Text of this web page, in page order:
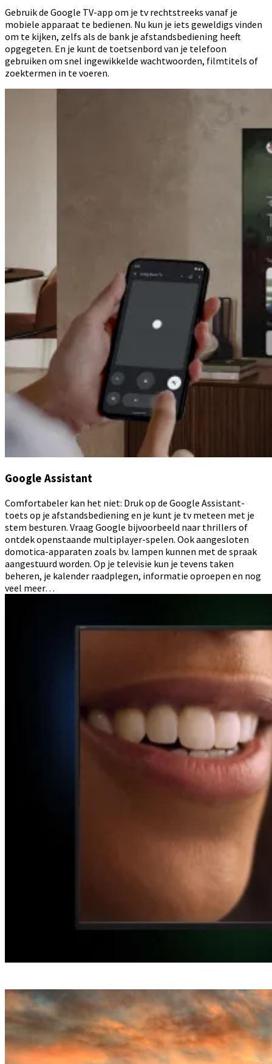
Gebruik de Google TV-app om je tv rechtstreeks vanaf je
mobiele apparaat te bedienen. Nu kun je iets geweldigs vinden
om te kijken, zelfs als de bank je afstandsbediening heeft
opgegeten. En je kunt de toetsenbord van je telefoon
gebruiken om snel ingewikkelde wachtwoorden, filmtitels of
zoektermen in te voeren.
Google Assistant
Comfortabeler kan het niet: Druk op de Google Assistant-
toets op je afstandsbediening en je kunt je tv meteen met je
stem besturen. Vraag Google bijvoorbeeld naar thrillers of
ontdek openstaande multiplayer-spelen. Ook aangesloten
domotica-apparaten zoals bv. lampen kunnen met de spraak
aangestuurd worden. Op je televisie kun je tevens taken
beheren, je kalender raadplegen, informatie oproepen en nog
veel meer…